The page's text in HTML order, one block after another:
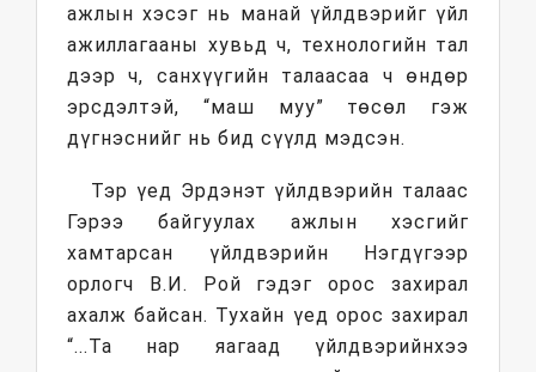
ажлын хэсэг нь манай үйлдвэрийг үйл
ажиллагааны хувьд ч, технологийн тал
дээр ч, санхүүгийн талаасаа ч өндөр
эрсдэлтэй, “маш муу” төсөл гэж
дүгнэснийг нь бид сүүлд мэдсэн.
Тэр үед Эрдэнэт үйлдвэрийн талаас
Гэрээ байгуулах ажлын хэсгийг
хамтарсан үйлдвэрийн Нэгдүгээр
орлогч В.И. Рой гэдэг орос захирал
ахалж байсан. Тухайн үед орос захирал
“...Та нар яагаад үйлдвэрийнхээ